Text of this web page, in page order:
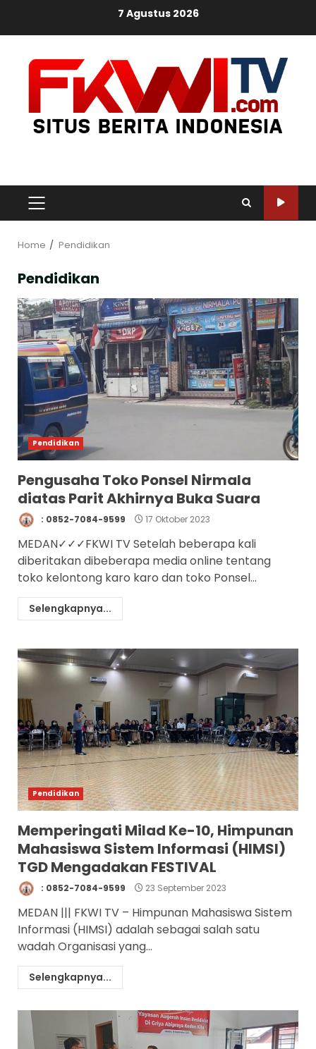
7 Agustus 2026
PRIMARY
MENU
Home Pendidikan
Pendidikan
Pendidikan
Pengusaha Toko Ponsel Nirmala
diatas Parit Akhirnya Buka Suara
: 0852-7084-9599 17 Oktober 2023
MEDAN✓✓✓FKWI TV Setelah beberapa kali
diberitakan dibeberapa media online tentang
toko kelontong karo karo dan toko Ponsel...
Selengkapnya...
Pendidikan
Memperingati Milad Ke-10, Himpunan
Mahasiswa Sistem Informasi (HIMSI)
TGD Mengadakan FESTIVAL
: 0852-7084-9599 23 September 2023
MEDAN ||| FKWI TV – Himpunan Mahasiswa Sistem
Informasi (HIMSI) adalah sebagai salah satu
wadah Organisasi yang...
Selengkapnya...